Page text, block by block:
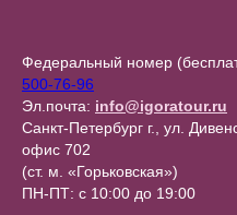
Федеральный номер
500-76-96
Эл.почта: info@igoratour.ru
Санкт-Петербург г., ул.
офис 702
(ст. м. «Горьковская»)
ПН-ПТ: с 10:00 до 19:00